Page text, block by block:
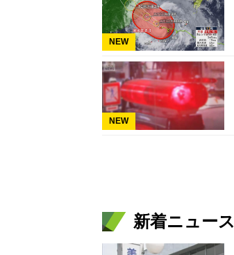
NEW
NEW
新着ニュース